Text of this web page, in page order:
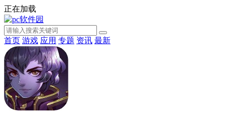
正在加载
首页 游戏 应用 专题 资讯 最新